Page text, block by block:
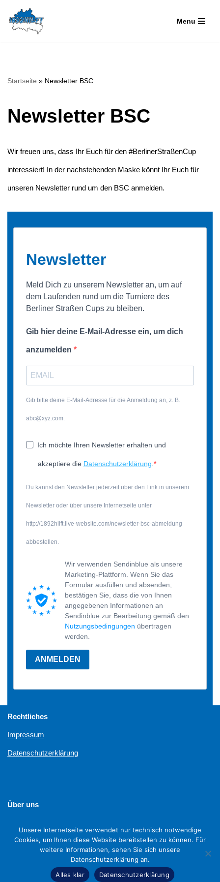
Zum
Menu
Startseite » Newsletter BSC
Newsletter BSC
Wir freuen uns, dass Ihr Euch für den #BerlinerStraßenCup
interessiert! In der nachstehenden Maske könnt Ihr Euch für
unseren Newsletter rund um den BSC anmelden.
Newsletter
Meld Dich zu unserem Newsletter an, um auf
dem Laufenden rund um die Turniere des
Berliner Straßen Cups zu bleiben.
Gib hier deine E-Mail-Adresse ein, um dich
anzumelden
Gib bitte deine E-Mail-Adresse für die Anmeldung an, z. B.
abc@xyz.com.
Ich möchte Ihren Newsletter erhalten und
akzeptiere die Datenschutzerklärung
Du kannst den Newsletter jederzeit über den Link in unserem
Newsletter oder über unsere Internetseite unter
http://1892hilft.live-website.com/newsletter-bsc-abmeldung
abbestellen.
Wir verwenden Sendinblue als unsere
Marketing-Plattform. Wenn Sie das
Formular ausfüllen und absenden,
bestätigen Sie, dass die von Ihnen
angegebenen Informationen an
Sendinblue zur Bearbeitung gemäß den
Nutzungsbedingungen übertragen
werden.
ANMELDEN
Rechtliches
Impressum
Datenschutzerklärung
Über uns
Neve | Präsentiert vonWordPress
Unsere Internetseite verwendet nur technisch notwendige
Cookies, um Ihnen diese Website bereitstellen zu können. Für
weitere Informationen, sehen Sie sich unsere
Datenschutzerklärung an.
Alles klar
Datenschutzerklärung